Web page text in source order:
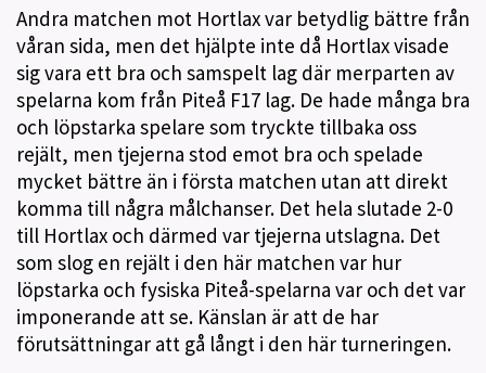
Andra matchen mot Hortlax var betydlig bättre från
våran sida, men det hjälpte inte då Hortlax visade
sig vara ett bra och samspelt lag där merparten av
spelarna kom från Piteå F17 lag. De hade många bra
och löpstarka spelare som tryckte tillbaka oss
rejält, men tjejerna stod emot bra och spelade
mycket bättre än i första matchen utan att direkt
komma till några målchanser. Det hela slutade 2-0
till Hortlax och därmed var tjejerna utslagna. Det
som slog en rejält i den här matchen var hur
löpstarka och fysiska Piteå-spelarna var och det var
imponerande att se. Känslan är att de har
förutsättningar att gå långt i den här turneringen.